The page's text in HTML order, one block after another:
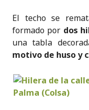
El techo se
formado por dos
una tabla
motivo de huso y